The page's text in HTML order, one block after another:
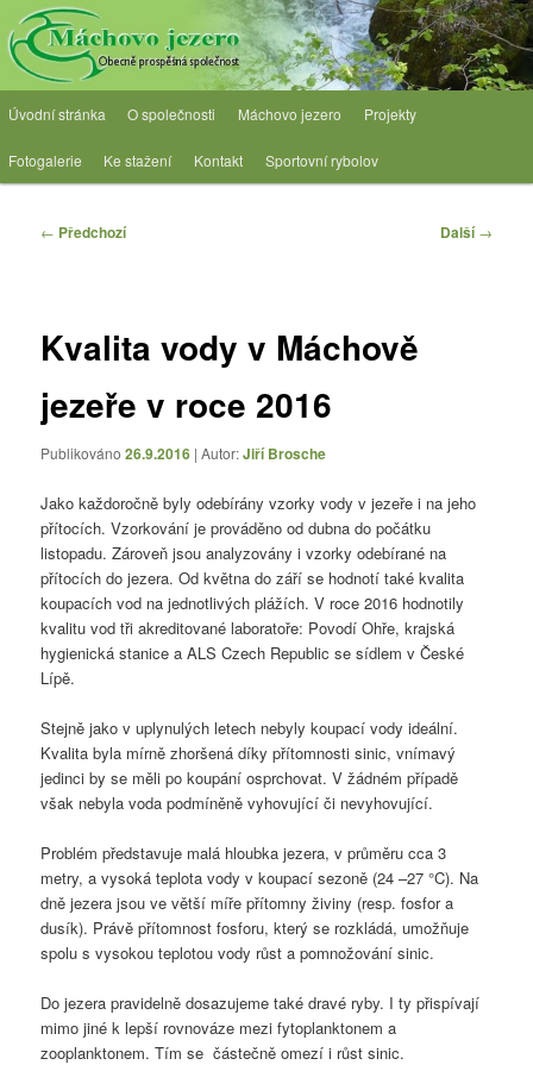
Přejít
k
hlavnímu
obsahu
webu OPS Máchovo jezero
Obecně prospěšná společnost
Hlavní
menu
Úvodní stránka O společnosti Máchovo jezero Projekty
Fotogalerie Ke stažení Kontakt Sportovní rybolov
Navigace
← Předchozí Další→
Kvalita vody v Máchově
jezeře v roce 2016
Publikováno26.9.2016 | Autor:Jiří Brosche
Jako každoročně byly odebírány vzorky vody v jezeře i na jeho
přítocích. Vzorkování je prováděno od dubna do počátku
listopadu. Zároveň jsou analyzovány i vzorky odebírané na
přítocích do jezera. Od května do září se hodnotí také kvalita
koupacích vod na jednotlivých plážích. V roce 2016 hodnotily
kvalitu vod tři akreditované laboratoře: Povodí Ohře, krajská
hygienická stanice a ALS Czech Republic se sídlem v České
Lípě.
Stejně jako v uplynulých letech nebyly koupací vody ideální.
Kvalita byla mírně zhoršená díky přítomnosti sinic, vnímavý
jedinci by se měli po koupání osprchovat. V žádném případě
však nebyla voda podmíněně vyhovující či nevyhovující.
Problém představuje malá hloubka jezera, v průměru cca 3
metry, a vysoká teplota vody v koupací sezoně (24 –27 °C). Na
dně jezera jsou ve větší míře přítomny živiny (resp. fosfor a
dusík). Právě přítomnost fosforu, který se rozkládá, umožňuje
spolu s vysokou teplotou vody růst a pomnožování sinic.
Do jezera pravidelně dosazujeme také dravé ryby. I ty přispívají
mimo jiné k lepší rovnováze mezi fytoplanktonem a
zooplanktonem. Tím se částečně omezí i růst sinic.